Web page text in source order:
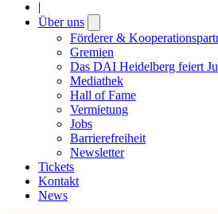
|
Über uns
submenu
Förderer &
Gremien
Das DAI Heidelberg feiert
Mediathek
Hall of Fame
Vermietung
Jobs
Barrierefreiheit
Newsletter
Tickets
Kontakt
News